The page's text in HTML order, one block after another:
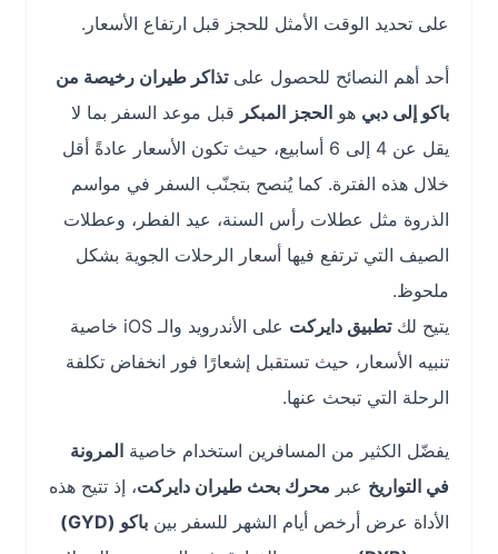
على تحديد الوقت الأمثل للحجز قبل ارتفاع الأسعار.
أحد أهم النصائح للحصول علىتذاكر طيران رخيصة من
باكو إلى دبيهوالحجز المبكرقبل موعد السفر بما لا
يقل عن 4 إلى 6 أسابيع، حيث تكون الأسعار عادةً أقل
خلال هذه الفترة. كما يُنصح بتجنّب السفر في مواسم
الذروة مثل عطلات رأس السنة، عيد الفطر، وعطلات
الصيف التي ترتفع فيها أسعار الرحلات الجوية بشكل
ملحوظ.
يتيح لكتطبيق دايركت
على الأندرويد والـ iOS خاصية
تنبيه الأسعار، حيث تستقبل إشعارًا فور انخفاض تكلفة
الرحلة التي تبحث عنها.
يفضّل الكثير من المسافرين استخدام خاصيةالمرونة
في التواريخعبرمحرك بحث طيران دايركت، إذ تتيح هذه
الأداة عرض أرخص أيام الشهر للسفر بينباكو (GYD)